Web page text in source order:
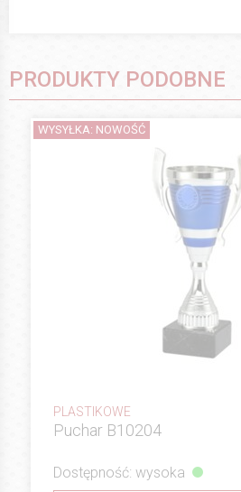
PRODUKTY PODOBNE
PLASTIKOWE
Puchar B10204
Dostępność: wysoka
WYSYŁKA: NOWOŚĆ